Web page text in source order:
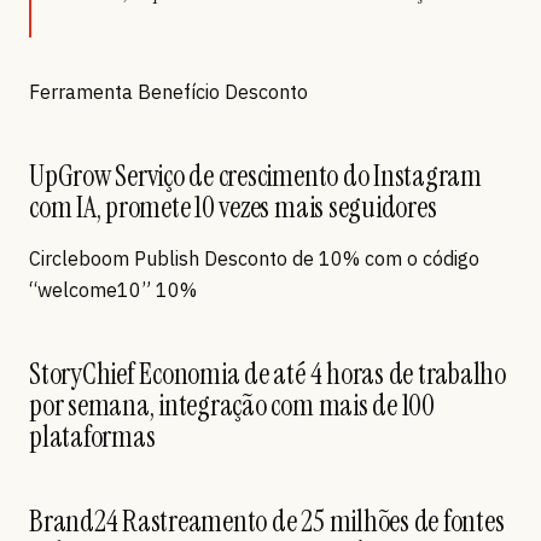
Ferramenta Benefício Desconto
UpGrow Serviço de crescimento do Instagram
com IA, promete 10 vezes mais seguidores
Circleboom Publish Desconto de 10% com o código
“welcome10” 10%
StoryChief Economia de até 4 horas de trabalho
por semana, integração com mais de 100
plataformas
Brand24 Rastreamento de 25 milhões de fontes